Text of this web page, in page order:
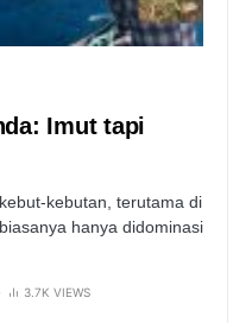
Imut tapi
kebutan, terutama di
hanya didominasi
3.7K VIEWS